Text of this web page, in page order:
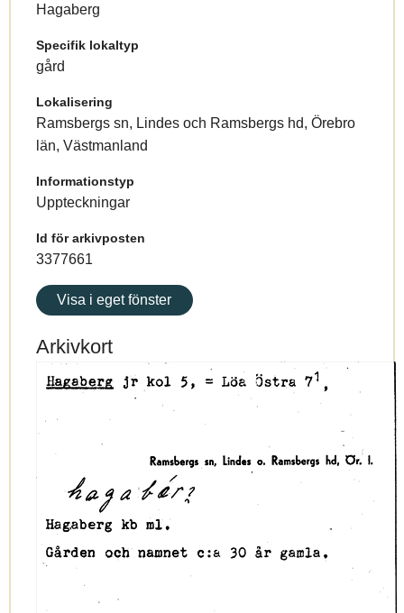
Hagaberg
Specifik lokaltyp
gård
Lokalisering
Ramsbergs sn, Lindes och Ramsbergs hd, Örebro
län, Västmanland
Informationstyp
Uppteckningar
Id för arkivposten
3377661
Visa i eget fönster
Arkivkort